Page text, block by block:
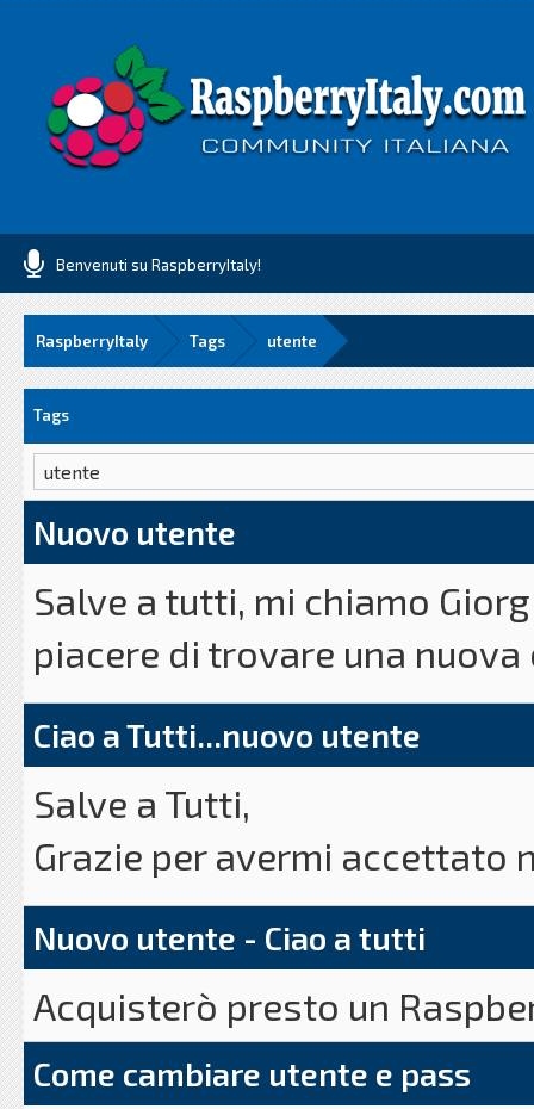
Benvenuti su RaspberryItaly!
RaspberryItaly Tags utente
Tags
Nuovo utente
Salve a tutti, mi chiamo
piacere di trovare una
fare grandi cose.
Raspberry ha fatto il
grande.
Amo il Lampone
A presto amici.
Ciao a Tutti...nuovo utente
Salve a Tutti,
Grazie per avermi accettato
quindi felice di condividere
Qualcosa troverete alla
radio amatoriale
Personal web
Nuovo utente - Ciao a tutti
Acquisterò presto un
Come cambiare utente e pass